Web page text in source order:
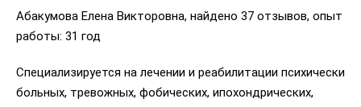
Абакумова Елена Викторовна, найдено 37 отзывов, опыт
работы: 31 год
Специализируется на лечении и реабилитации психически
больных, тревожных, фобических, ипохондрических,